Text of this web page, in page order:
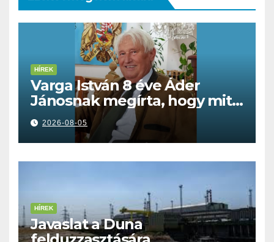
HÍREK
Varga István 8 éve Áder
Jánosnak megírta, hogy mit
kell tennünk a Dunával
2026-08-05
HÍREK
Javaslat a Duna